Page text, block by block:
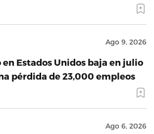
Ago 9, 2026
en Estados Unidos baja en julio
pérdida de 23,000 empleos
Ago 6, 2026